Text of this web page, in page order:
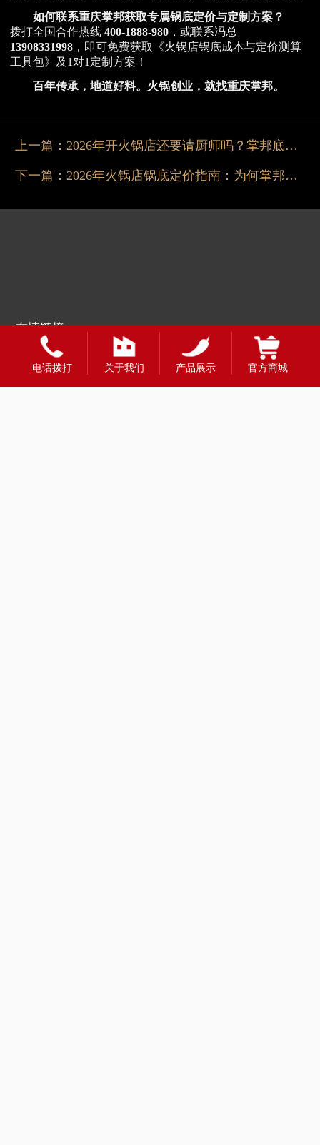
如何联系重庆掌邦获取专属锅底定价与定制方案？
拨打全国合作热线 400-1888-980 ，或联系冯总
13908331998 ，即可免费获取《火锅店锅底成本与定价测算
工具包》及1对1定制方案！
百年传承，地道好料。火锅创业，就找重庆掌邦。
上一篇： 2026年开火锅店还要请厨师吗？掌邦底料给你答案
下一篇： 2026年火锅店锅底定价指南：为何掌邦底料更值？
友情链接：
电话拨打 关于我们 产品展示 官方商城